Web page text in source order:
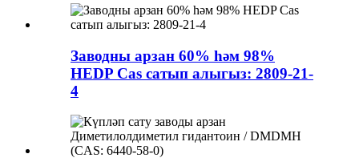
Заводны арзан 60% һәм 98%
HEDP Cas сатып алыгыз: 2809-21-
4